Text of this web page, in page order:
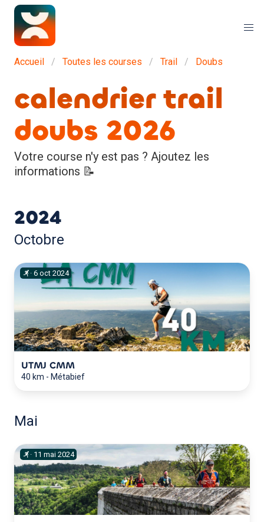
Accueil Toutes les courses Trail Doubs
calendrier trail
doubs 2026
Votre course n'y est pas ? Ajoutez les
informations 📝
2024
Octobre
· 6 oct 2024
UTMJ CMM
40 km - Métabief
Mai
· 11 mai 2024